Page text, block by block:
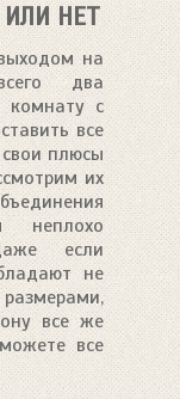
НЕТ
на
два
комнату с
все
плюсы
их
если
не
все же
все